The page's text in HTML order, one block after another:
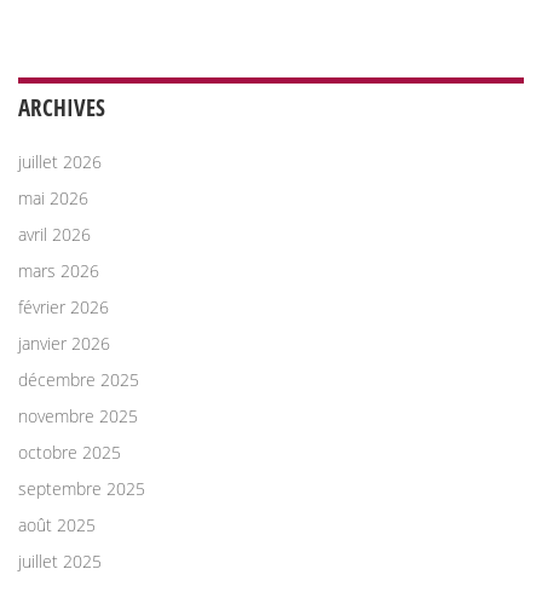
ARCHIVES
juillet 2026
mai 2026
avril 2026
mars 2026
février 2026
janvier 2026
décembre 2025
novembre 2025
octobre 2025
septembre 2025
août 2025
juillet 2025